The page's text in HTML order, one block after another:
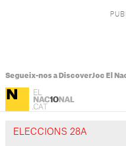
Segueix-nos a DiscoverJoc El
ELECCIONS 28A